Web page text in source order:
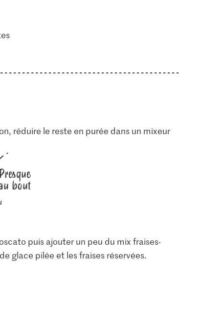
réduire le reste en purée dans un mixeur
bout
puis ajouter un peu du mix fraises-
glace pilée et les fraises réservées.